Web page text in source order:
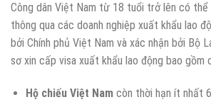
Công dân Việt Nam từ 18 tuổi trở lên có thể
thông qua các doanh nghiệp xuất khẩu lao
bởi Chính phủ Việt Nam và xác nhận bởi Bộ
sơ xin cấp visa xuất khẩu lao động bao gồm
Hộ chiếu Việt Namcòn thời hạn ít nhất